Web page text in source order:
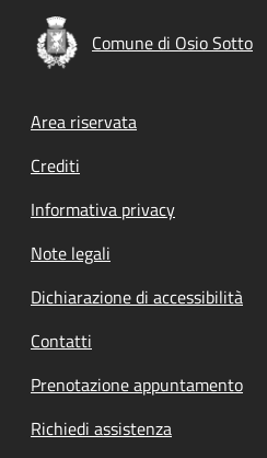
Comune di Osio Sotto
Footer menu
Area riservata
Crediti
Informativa privacy
Note legali
Dichiarazione di accessibilità
Contatti
Prenotazione appuntamento
Richiedi assistenza